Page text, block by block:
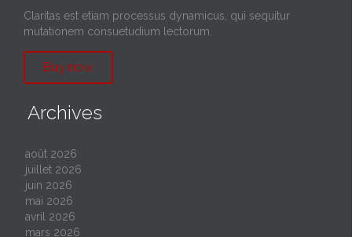
Claritas est etiam processus dynamicus, qui sequitur
mutationem consuetudium lectorum.
Buy now
Archives
août 2026
juillet 2026
juin 2026
mai 2026
avril 2026
mars 2026